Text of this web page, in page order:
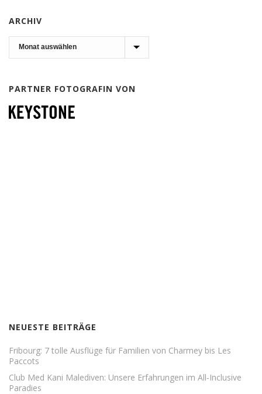
ARCHIV
Archiv
PARTNER FOTOGRAFIN VON
NEUESTE BEITRÄGE
Fribourg: 7 tolle Ausflüge für Familien von Charmey bis Les
Paccots
Club Med Kani Malediven: Unsere Erfahrungen im All-Inclusive
Paradies